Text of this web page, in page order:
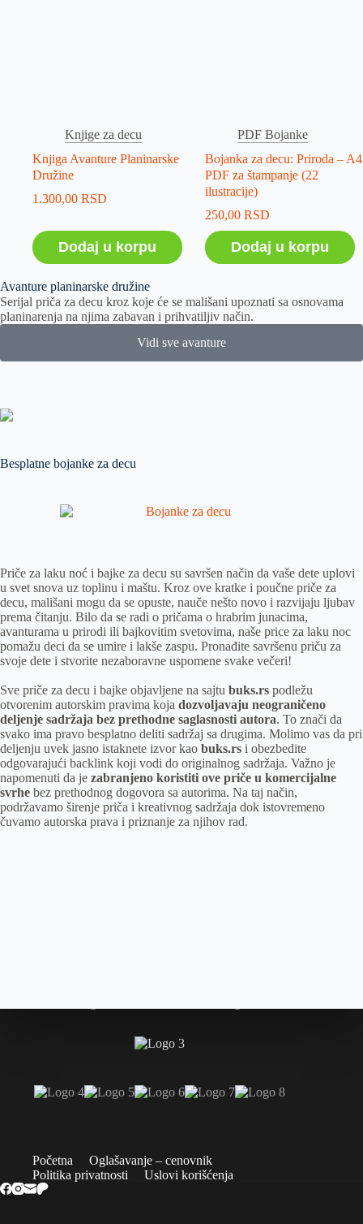
Knjige za decu
Knjiga Avanture Planinarske
Družine
1.300,00 RSD
Dodaj u korpu
PDF Bojanke
Bojanka za decu: Priroda – A4
PDF za štampanje (22
ilustracije)
250,00 RSD
Dodaj u korpu
Avanture planinarske družine
Serijal priča za decu kroz koje će se mališani upoznati sa osnovama
planinarenja na njima zabavan i prihvatiljiv način.
Vidi sve avanture
Besplatne bojanke za decu
Priče za laku noć i bajke za decu su savršen način da vaše dete uplovi
u svet snova uz toplinu i maštu. Kroz ove kratke i poučne priče za
decu, mališani mogu da se opuste, nauče nešto novo i razvijaju ljubav
prema čitanju. Bilo da se radi o pričama o hrabrim junacima,
avanturama u prirodi ili bajkovitim svetovima, naše price za laku noc
pomažu deci da se umire i lakše zaspu. Pronađite savršenu priču za
svoje dete i stvorite nezaboravne uspomene svake večeri!
Sve priče za decu i bajke objavljene na sajtu buks.rs podležu
otvorenim autorskim pravima koja dozvoljavaju neograničeno
deljenje sadržaja bez prethodne saglasnosti autora. To znači da
svako ima pravo besplatno deliti sadržaj sa drugima. Molimo vas da pri
deljenju uvek jasno istaknete izvor kao buks.rs i obezbedite
odgovarajući backlink koji vodi do originalnog sadržaja. Važno je
napomenuti da je zabranjeno koristiti ove priče u komercijalne
svrhe bez prethodnog dogovora sa autorima. Na taj način,
podržavamo širenje priča i kreativnog sadržaja dok istovremeno
čuvamo autorska prava i priznanje za njihov rad.
Početna
Oglašavanje – cenovnik
Politika privatnosti
Uslovi korišćenja